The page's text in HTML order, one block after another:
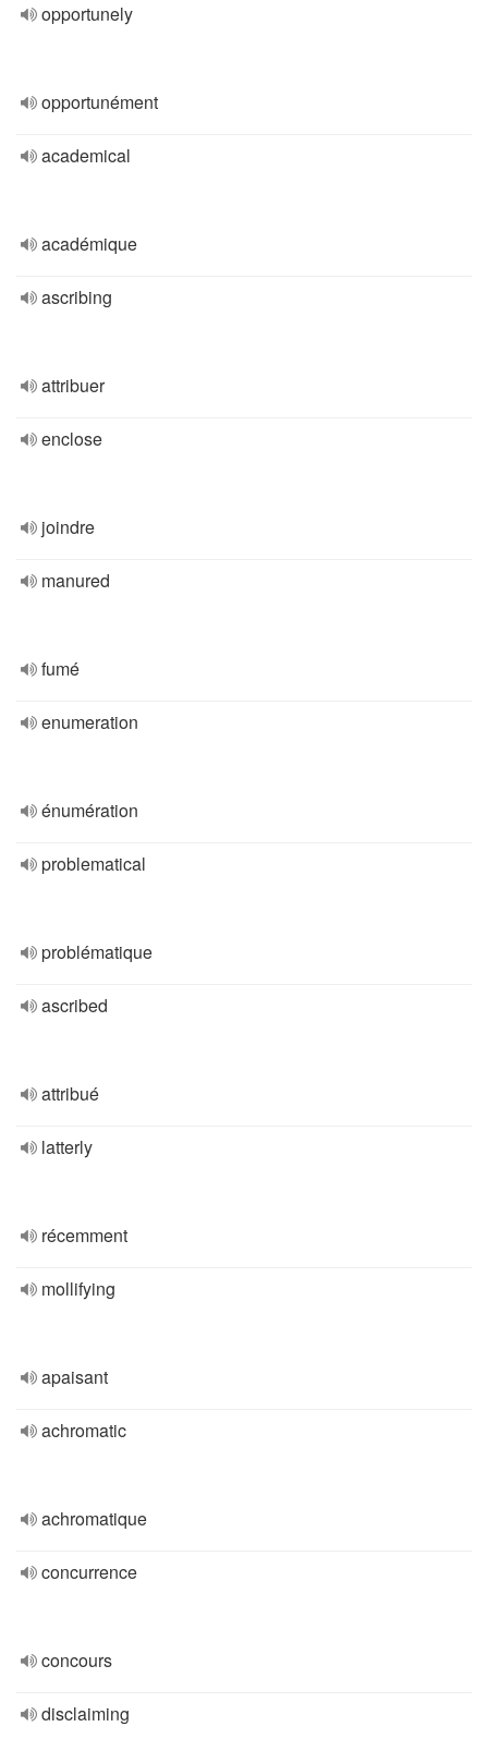
opportunely
opportunément
academical
académique
ascribing
attribuer
enclose
joindre
manured
fumé
enumeration
énumération
problematical
problématique
ascribed
attribué
latterly
récemment
mollifying
apaisant
achromatic
achromatique
concurrence
concours
disclaiming